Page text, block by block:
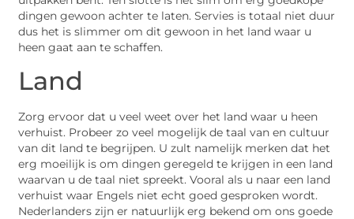
dingen gewoon achter te laten. Servies is totaal niet duur
dus het is slimmer om dit gewoon in het land waar u
heen gaat aan te schaffen.
Land
Zorg ervoor dat u veel weet over het land waar u heen
verhuist. Probeer zo veel mogelijk de taal van en cultuur
van dit land te begrijpen. U zult namelijk merken dat het
erg moeilijk is om dingen geregeld te krijgen in een land
waarvan u de taal niet spreekt. Vooral als u naar een land
verhuist waar Engels niet echt goed gesproken wordt.
Nederlanders zijn er natuurlijk erg bekend om ons goede